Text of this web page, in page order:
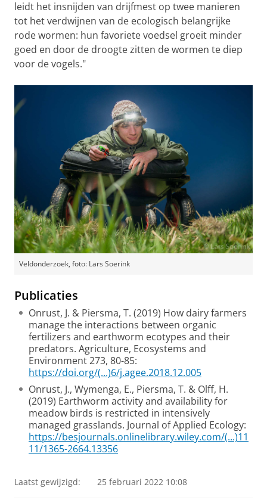
leidt het insnijden van drijfmest op twee manieren
tot het verdwijnen van de ecologisch belangrijke
rode wormen: hun favoriete voedsel groeit minder
goed en door de droogte zitten de wormen te diep
voor de vogels."
Veldonderzoek, foto: Lars Soerink
Publicaties
Onrust, J. & Piersma, T. (2019) How dairy farmers
manage the interactions between organic
fertilizers and earthworm ecotypes and their
predators. Agriculture, Ecosystems and
Environment 273, 80-85:
https://doi.org/(...)6/j.agee.2018.12.005
Onrust, J., Wymenga, E., Piersma, T. & Olff, H.
(2019) Earthworm activity and availability for
meadow birds is restricted in intensively
managed grasslands. Journal of Applied Ecology:
https://besjournals.onlinelibrary.wiley.com/(...)11
11/1365-2664.13356
Laatst gewijzigd: 25 februari 2022 10:08